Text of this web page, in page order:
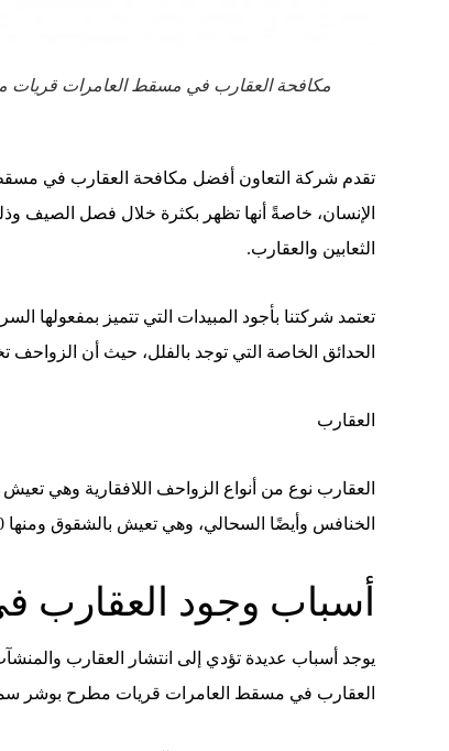
مكافحة العقارب في مسقط العامرات قريات
تقدم شركة التعاون أفضل مكافحة العقارب في
الإنسان، خاصةً أنها تظهر بكثرة خلال فصل الصيف
الثعابين والعقارب.
تعتمد شركتنا بأجود المبيدات التي تتميز
الحدائق الخاصة التي توجد بالفلل، حيث أن
العقارب
الخنافس وأيضًا السحالي، وهي تعيش بالشقوق ومنها 2000 نوع ويكون أغلبها سامة.
أسباب وجود العقارب
يوجد أسباب عديدة تؤدي إلى انتشار العقارب
العقارب في مسقط العامرات قريات مطرح بوشر